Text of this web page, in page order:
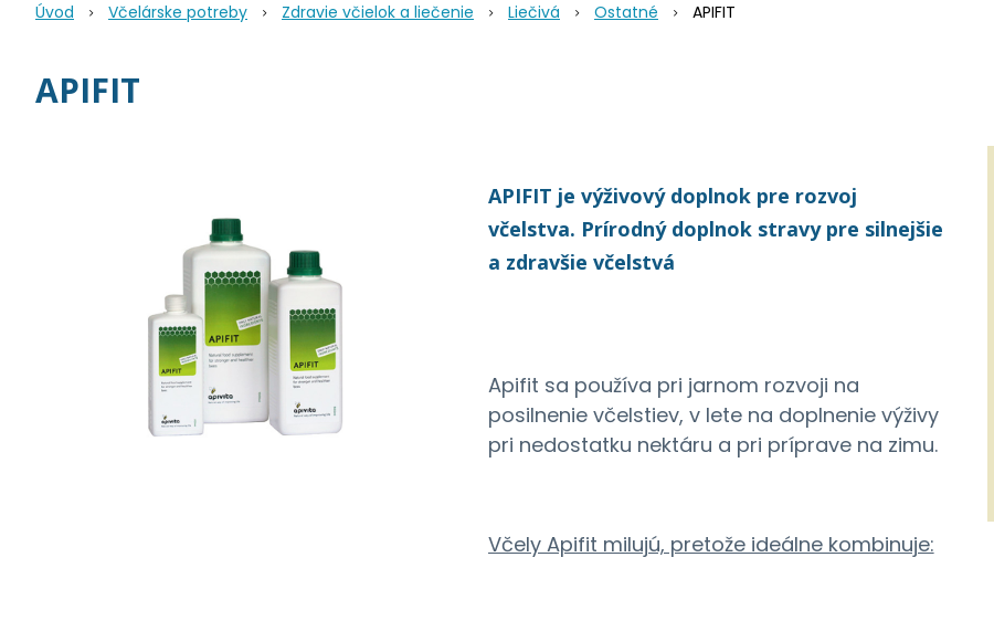
Úvod Včelárske potreby Zdravie včielok a liečenie Liečivá Ostatné APIFIT
APIFIT
APIFIT je výživový doplnok pre rozvoj
včelstva. Prírodný doplnok stravy pre silnejšie
a zdravšie včelstvá
Apifit sa používa pri jarnom rozvoji na
posilnenie včelstiev, v lete na doplnenie výživy
pri nedostatku nektáru a pri príprave na zimu.
Včely Apifit milujú, pretože ideálne kombinuje: